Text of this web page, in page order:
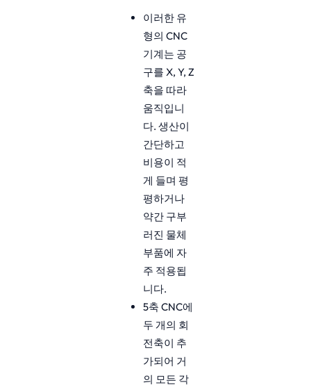
이러한 유
형의 CNC
기계는 공
구를 X, Y, Z
축을 따라
움직입니
다. 생산이
간단하고
비용이 적
게 들며 평
평하거나
약간 구부
러진 물체
부품에 자
주 적용됩
니다.
5축 CNC에
두 개의 회
전축이 추
가되어 거
의 모든 각